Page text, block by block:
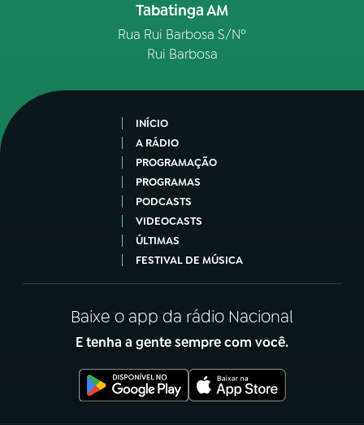
Tabatinga AM
Rua Rui Barbosa S/Nº
Rui Barbosa
INÍCIO
A RÁDIO
PROGRAMAÇÃO
PROGRAMAS
PODCASTS
VIDEOCASTS
ÚLTIMAS
FESTIVAL DE MÚSICA
Baixe o app da rádio Nacional
E tenha a gente sempre com você.